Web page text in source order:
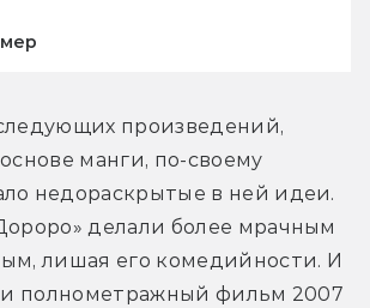
произведений,
манги, по-своему
недораскрытые в ней идеи.
делали более мрачным
лишая его комедийности. И
и полнометражный фильм 2007